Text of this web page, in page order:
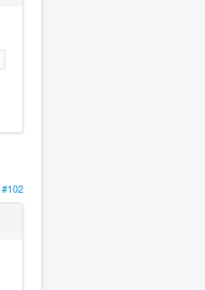
#102